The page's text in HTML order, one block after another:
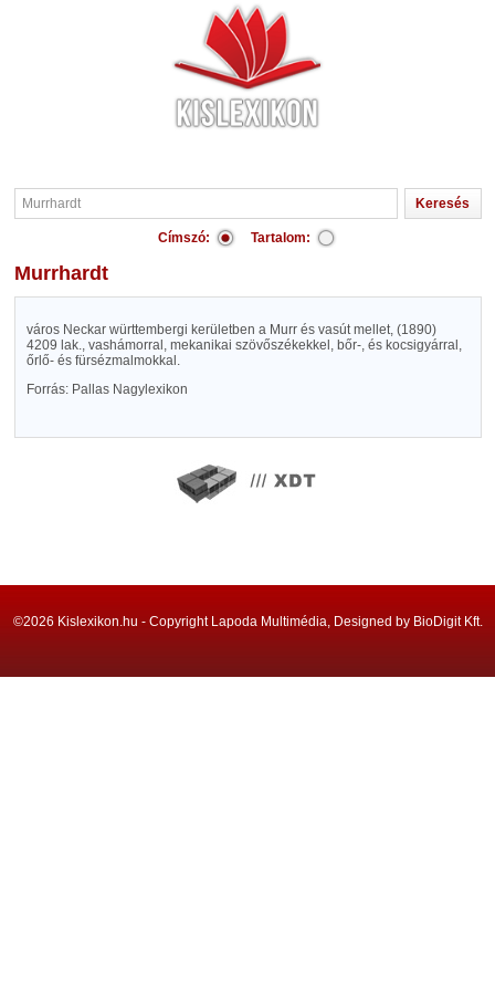
Címszó: Tartalom:
Murrhardt
város Neckar württembergi kerületben a Murr és vasút mellet, (1890)
4209 lak., vashámorral, mekanikai szövőszékekkel, bőr-, és kocsigyárral,
őrlő- és fürsézmalmokkal.
Forrás: Pallas Nagylexikon
©2026 Kislexikon.hu - Copyright Lapoda Multimédia, Designed by BioDigit Kft.